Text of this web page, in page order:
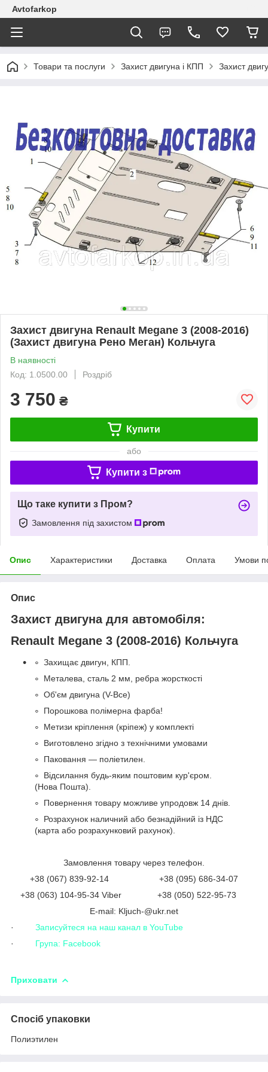
Avtofarkop
Товари та послуги Захист двигуна і КПП Захист
Захист двигуна Renault Megane 3 (2008-2016)
(Захист двигуна Рено Меган) Кольчуга
В наявності
Код: 1.0500.00
Роздріб
3 750 ₴
Купити
або
Купити з
Що таке купити з Пром?
Замовлення під захистом
Опис Характеристики Доставка Оплата Умови
Опис
Захист двигуна для автомобіля:
Renault Megane 3 (2008-2016) Кольчуга
Захищає двигун, КПП.
Металева, сталь 2 мм, ребра жорсткості
Об'єм двигуна (V-Все)
Порошкова полімерна фарба!
Метизи кріплення (кріпеж) у комплекті
Виготовлено згідно з технічними умовами
Паковання — поліетилен.
Відсилання будь-яким поштовим кур'єром.
(Нова Пошта).
Повернення товару можливе упродовж 14 днів.
Розрахунок наличний або безнадійний із НДС
(карта або розрахунковий рахунок).
Замовлення товару через телефон.
+38 (067) 839-92-14 +38 (095) 686-34-07
+38 (063) 104-95-34 Viber +38 (050) 522-95-73
Е-mail: Kljuch-@ukr.net
· Записуйтеся на наш канал в YouTube
· Група: Facebook
Приховати
Спосіб упаковки
Полиэтилен